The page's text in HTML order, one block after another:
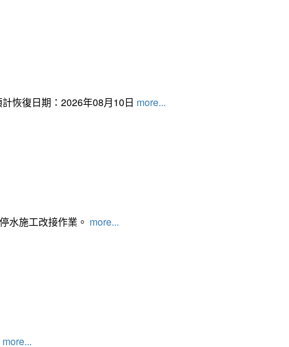
恢復日期：2026年08月10日 more...
水施工改接作業。 more...
more...